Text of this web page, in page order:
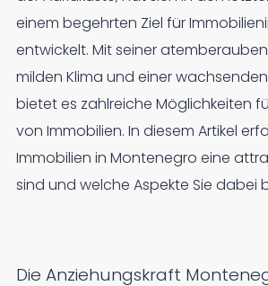
einem begehrten Ziel für
entwickelt. Mit seiner
milden Klima und einer
bietet es zahlreiche Möglichkeiten
von Immobilien. In diesem Artikel
Immobilien in Montenegro eine
sind und welche Aspekte Sie dabei
Die Anziehungskraft